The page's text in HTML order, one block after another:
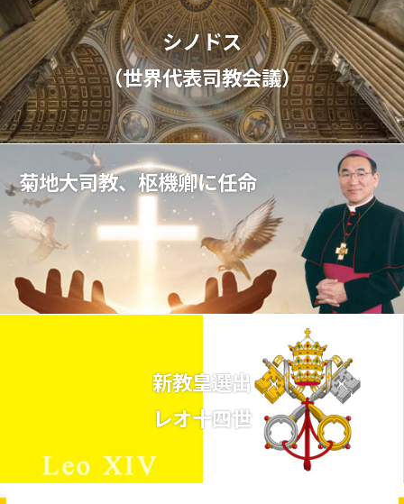
シノドス
（世界代表司教会議）
菊地大司教、枢機卿に任命
新教皇選出
レオ十四世